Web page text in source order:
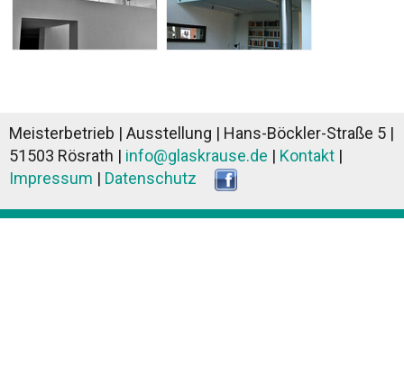
Meisterbetrieb | Ausstellung | Hans-Böckler-Straße 5 |
51503 Rösrath | info@glaskrause.de | Kontakt |
Impressum | Datenschutz